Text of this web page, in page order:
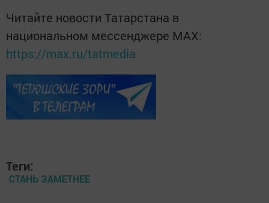
Читайте новости Татарстана в
национальном мессенджере MАХ:
https://max.ru/tatmedia
Теги:
СТАНЬ ЗАМЕТНЕЕ